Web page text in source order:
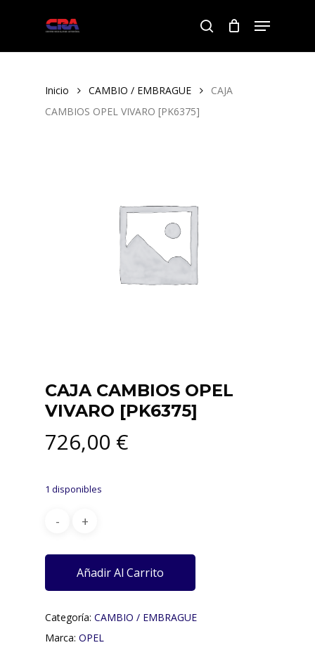
search
Menu
Inicio CAMBIO / EMBRAGUE
CAJA
CAMBIOS OPEL VIVARO [PK6375]
CAJA CAMBIOS OPEL
VIVARO [PK6375]
726,00 €
1 disponibles
Añadir Al Carrito
Categoría: CAMBIO / EMBRAGUE
Marca: OPEL